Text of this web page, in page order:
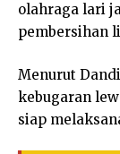
olahraga lari
pembersihan
Menurut
kebugaran
siap